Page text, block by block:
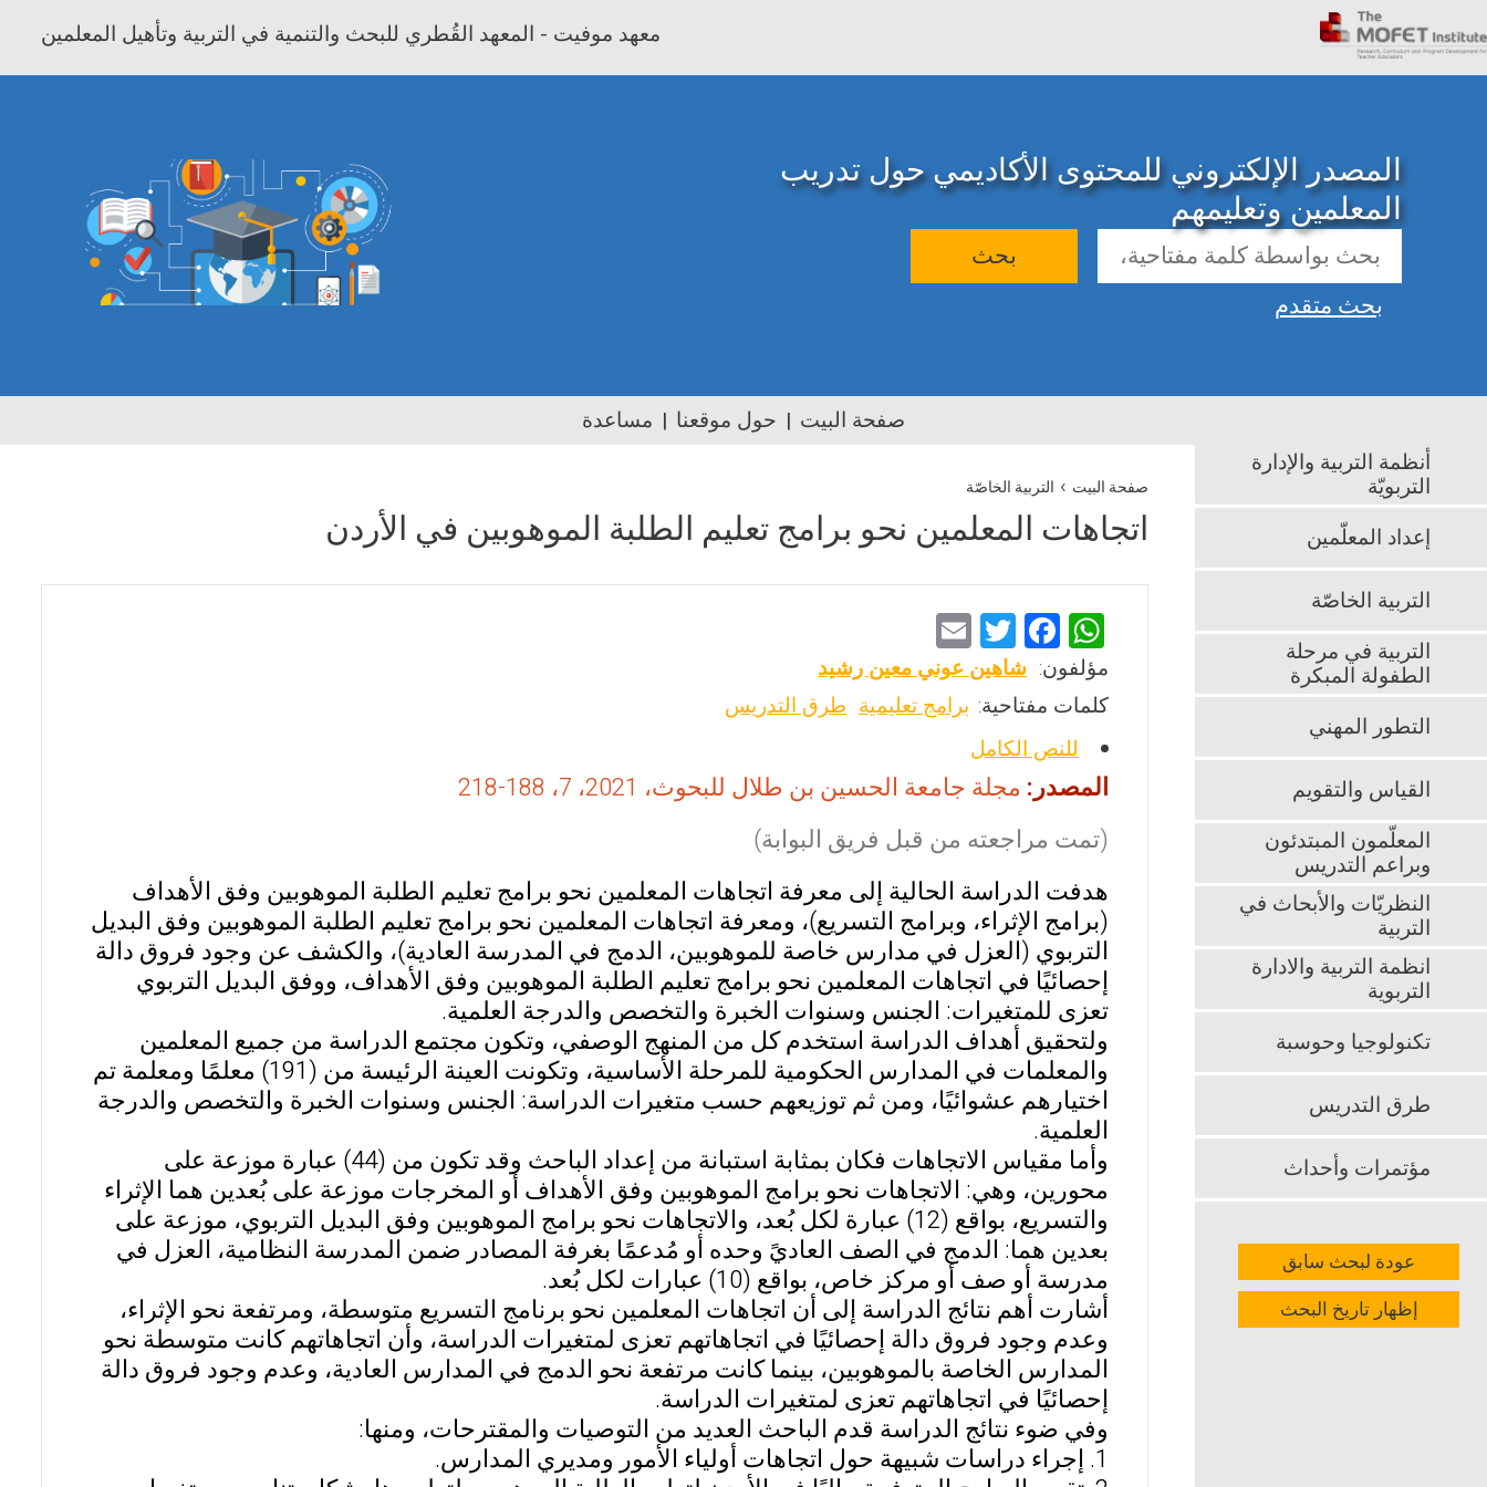
معهد موفيت - المعهد القُطري للبحث والتنمية في التربية وتأهيل المعلمين
المصدر الإلكتروني للمحتوى الأكاديمي حول تدريب
المعلمين وتعليمهم
بحث
بحث متقدم
صفحة البيت حول موقعنا مساعدة
صفحة البيت › التربية الخاصّة
اتجاهات المعلمين نحو برامج تعليم الطلبة الموهوبين في الأردن
W
h
at
s
A
p
p
F
a
ce
b
o
o
k
T
wi
tt
m
ai
مؤلفون: شاهين عوني معين رشيد
كلمات مفتاحية: برامج تعليمية طرق التدريس
للنص الكامل
المصدر: مجلة جامعة الحسين بن طلال للبحوث، 2021، 7، 188-218
(تمت مراجعته من قبل فريق البوابة)
هدفت الدراسة الحالية إلى معرفة اتجاهات المعلمين نحو برامج تعليم الطلبة الموهوبين وفق الأهداف
(برامج الإثراء، وبرامج التسريع)، ومعرفة اتجاهات المعلمين نحو برامج تعليم الطلبة الموهوبين وفق البديل
التربوي (العزل في مدارس خاصة للموهوبين، الدمج في المدرسة العادية)، والكشف عن وجود فروق دالة
إحصائيًا في اتجاهات المعلمين نحو برامج تعليم الطلبة الموهوبين وفق الأهداف، ووفق البديل التربوي
تعزى للمتغيرات: الجنس وسنوات الخبرة والتخصص والدرجة العلمية.
ولتحقيق أهداف الدراسة استخدم كل من المنهج الوصفي، وتكون مجتمع الدراسة من جميع المعلمين
والمعلمات في المدارس الحكومية للمرحلة الأساسية، وتكونت العينة الرئيسة من (191) معلمًا ومعلمة تم
اختيارهم عشوائيًا، ومن ثم توزيعهم حسب متغيرات الدراسة: الجنس وسنوات الخبرة والتخصص والدرجة
العلمية.
وأما مقياس الاتجاهات فكان بمثابة استبانة من إعداد الباحث وقد تكون من (44) عبارة موزعة على
محورين، وهي: الاتجاهات نحو برامج الموهوبين وفق الأهداف أو المخرجات موزعة على بُعدين هما الإثراء
والتسريع، بواقع (12) عبارة لكل بُعد، والاتجاهات نحو برامج الموهوبين وفق البديل التربوي، موزعة على
بعدين هما: الدمج في الصف العاديً وحده أو مُدعمًا بغرفة المصادر ضمن المدرسة النظامية، العزل في
مدرسة أو صف أو مركز خاص، بواقع (10) عبارات لكل بُعد.
أشارت أهم نتائج الدراسة إلى أن اتجاهات المعلمين نحو برنامج التسريع متوسطة، ومرتفعة نحو الإثراء،
وعدم وجود فروق دالة إحصائيًا في اتجاهاتهم تعزى لمتغيرات الدراسة، وأن اتجاهاتهم كانت متوسطة نحو
المدارس الخاصة بالموهوبين، بينما كانت مرتفعة نحو الدمج في المدارس العادية، وعدم وجود فروق دالة
إحصائيًا في اتجاهاتهم تعزى لمتغيرات الدراسة.
وفي ضوء نتائج الدراسة قدم الباحث العديد من التوصيات والمقترحات، ومنها:
1. إجراء دراسات شبيهة حول اتجاهات أولياء الأمور ومديري المدارس.
أنظمة التربية والإدارة
التربويّة
إعداد المعلّمين
التربية الخاصّة
التربية في مرحلة
الطفولة المبكرة
التطور المهني
القياس والتقويم
المعلّمون المبتدئون
وبراعم التدريس
النظريّات والأبحاث في
التربية
انظمة التربية والادارة
التربوية
تكنولوجيا وحوسبة
طرق التدريس
مؤتمرات وأحداث
عودة لبحث سابق
إظهار تاريخ البحث